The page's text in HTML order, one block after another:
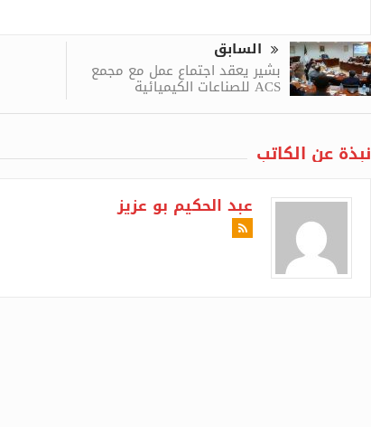
السابق
بشير يعقد اجتماع عمل مع مجمع
ACS للصناعات الكيميائية
نبذة عن الكاتب
عبد الحكيم بو عزيز